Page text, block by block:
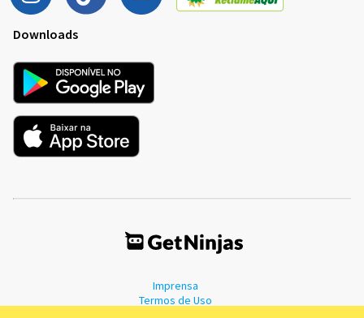
Downloads
Imprensa
Termos de Uso